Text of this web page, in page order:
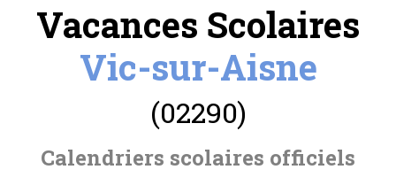
Vacances Scolaires
Vic-sur-Aisne
(02290)
Calendriers scolaires officiels